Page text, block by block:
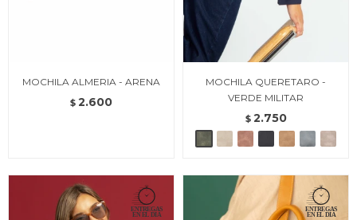
MOCHILA ALMERIA - ARENA
$ 2.600
MOCHILA QUERETARO -
VERDE MILITAR
$ 2.750